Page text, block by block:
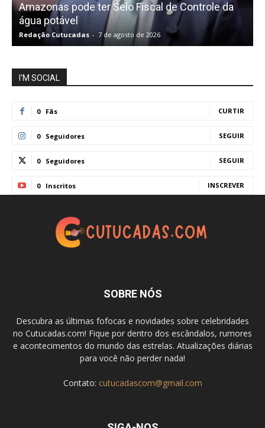
Amazonas pode ter Selo Fiscal de Controle da
água potável
Redação Cutucadas - 7 de agosto de 2026
I'M SOCIAL
0 Fãs CURTIR
0 Seguidores SEGUIR
0 Seguidores SEGUIR
0 Inscritos INSCREVER
SOBRE NÓS
Descubra as últimas fofocas e novidades sobre celebridades
no Cutucadas.com! Fique por dentro dos escândalos, rumores
e acontecimentos do mundo das estrelas. Atualizações diárias
para você não perder nada!
Contato: cutucadascom@gmail.com